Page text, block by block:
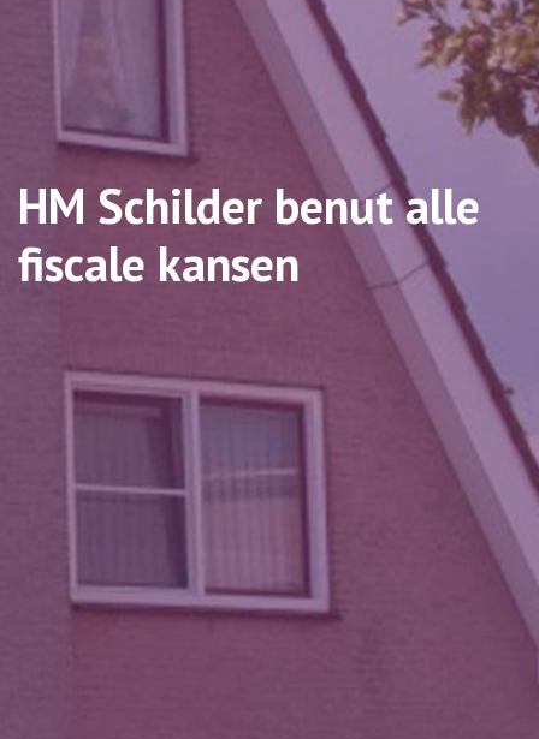
HM Schilder benut alle
fiscale kansen